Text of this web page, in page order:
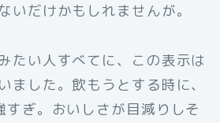
いだけかもしれませんが。
たい人すべてに、この表示は
ました。飲もうとする時に、
ぎ。おいしさが目減りしそ